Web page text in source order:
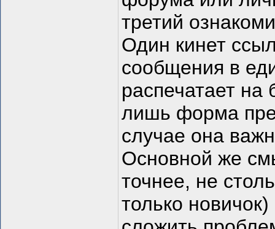
третий
Один кинет
сообщения в
распечатает на
лишь форма
случае она
Основной же
точнее, не
только